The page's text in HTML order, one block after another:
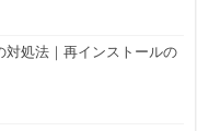
対処法｜再インストールの